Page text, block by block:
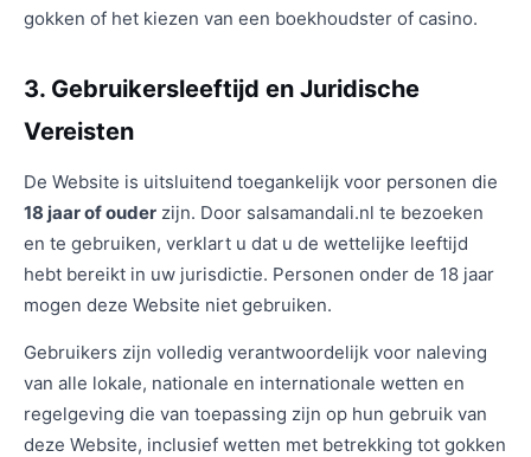
gokken of het kiezen van een boekhoudster of casino.
3. Gebruikersleeftijd en Juridische
Vereisten
De Website is uitsluitend toegankelijk voor personen die
18 jaar of ouder zijn. Door salsamandali.nl te bezoeken
en te gebruiken, verklart u dat u de wettelijke leeftijd
hebt bereikt in uw jurisdictie. Personen onder de 18 jaar
mogen deze Website niet gebruiken.
Gebruikers zijn volledig verantwoordelijk voor naleving
van alle lokale, nationale en internationale wetten en
regelgeving die van toepassing zijn op hun gebruik van
deze Website, inclusief wetten met betrekking tot gokken